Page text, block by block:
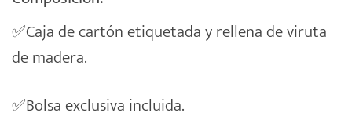
✅Caja de cartón etiquetada y rellena de viruta
de madera.
✅Bolsa exclusiva incluida.